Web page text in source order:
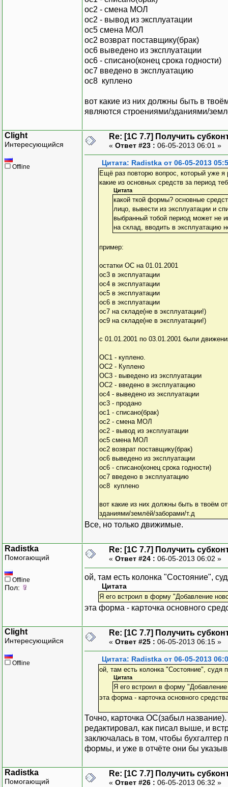
ос2 - смена МОЛ
ос2 - вывод из эксплуатации
ос5 смена МОЛ
ос2 возврат поставщику(брак)
ос6 выведено из эксплуатации
ос6 - списано(конец срока годности)
ос7 введено в эксплуатацию
ос8 куплено
вот какие из них должны быть в
являются строениями/зданиями/
Clight
Интересующийся
Offline
Re: [1C 7.7] Получить
« Ответ #23 : 06-05-2013 06:01 »
Цитата: Radistka от 06-05-2013
Ещё раз повторю вопрос, который уже
какие из основных средств за период
Цитата
какой ткой формы? основные
лицо, вывести из эксплуатации и
выбранный тобой период может не
на склад, вводить в эксплуатацию
пример:
остатки ОС на 01.01.2001
ос3 в эксплуатации
ос4 в эксплуатации
ос5 в эксплуатации
ос6 в эксплуатации
ос7 на складе(не в эксплуатации!)
ос9 на складе(не в эксплуатации!)
с 01.01.2001 по 03.01.2001 были
ОС1 - куплено.
ОС2 - Куплено
ОС3 - выведено из эксплуатации
ОС2 - введено в эксплуатацию
ос4 - выведено из эксплуатации
ос3 - продано
ос1 - списано(брак)
ос2 - смена МОЛ
ос2 - вывод из эксплуатации
ос5 смена МОЛ
ос2 возврат поставщику(брак)
ос6 выведено из эксплуатации
ос6 - списано(конец срока годности)
ос7 введено в эксплуатацию
ос8 куплено
вот какие из них должны быть в твоём
зданиями/землёй/заборами/т.д
Все, но только движимые.
Radistka
Помогающий
Offline
Пол:
Re: [1C 7.7] Получить
« Ответ #24 : 06-05-2013 06:02 »
ой, там есть колонка "Состояние",
Цитата
Я его встроил в форму "Добавление
эта форма - карточка основного
Clight
Интересующийся
Offline
Re: [1C 7.7] Получить
« Ответ #25 : 06-05-2013 06:15 »
Цитата: Radistka от 06-05-2013
ой, там есть колонка "Состояние", судя
Цитата
Я его встроил в форму
эта форма - карточка основного
Точно, карточка ОС(забыл
редактировал, как писал выше, и
заключалась в том, чтобы
формы, и уже в отчёте они бы
Radistka
Помогающий
Re: [1C 7.7] Получить
« Ответ #26 : 06-05-2013 06:32 »